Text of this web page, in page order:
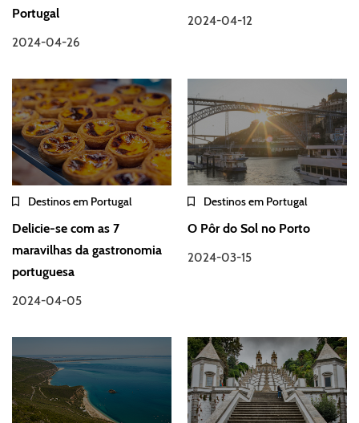
Portugal
2024-04-26
2024-04-12
Destinos em Portugal
Delicie-se com as 7
maravilhas da gastronomia
portuguesa
2024-04-05
Destinos em Portugal
O Pôr do Sol no Porto
2024-03-15